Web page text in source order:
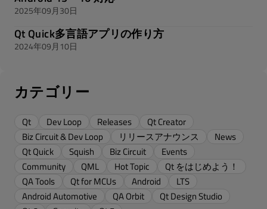
2025年09月30日
Qt Quick多言語アプリの作り方
2024年09月10日
カテゴリー
Qt Dev Loop Releases
Qt Creator
Biz Circuit & Dev Loop
リリースアナウンス
News
Qt Quick
Squish Biz Circuit
Events
Community
QML Hot Topic
Qt をはじめよう！
QA Tools
Qt for MCUs Android
LTS
Android Automotive
QA Orbit
Qt Design Studio